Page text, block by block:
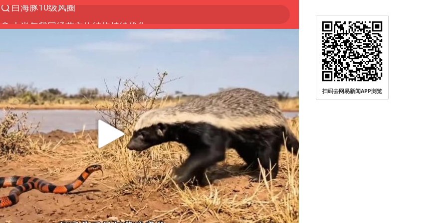
上半年我国经营主体结构持续优化
上海：5号线16号线浦江线全线停运
王传君 《披荆斩棘》
国足U17与阿森纳决赛取消 并列冠军
上海有出现龙卷潜势
王艺迪无缘横滨赛决赛
上门女婿出轨女邻居多年被判重婚罪
以军士兵把枪口对准中国记者
泰男团前成员失踪遗体在湄南河发现
扫码去网易新闻APP浏览